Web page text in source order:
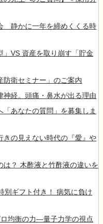
静かに一年を締めくくる時
」VS 資産を取り崩す「貯金
防衛セミナー」のご案内
神経。頭痛・鼻水が出る理由
「あなたの質問」を募集しま
きの見えない時代の『愛』や
は？ 木酢液と竹酢液の違いを
別ギフト付き！ 病気に負け
ロ均衡の力―量子力学の視点